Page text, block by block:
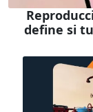
define si